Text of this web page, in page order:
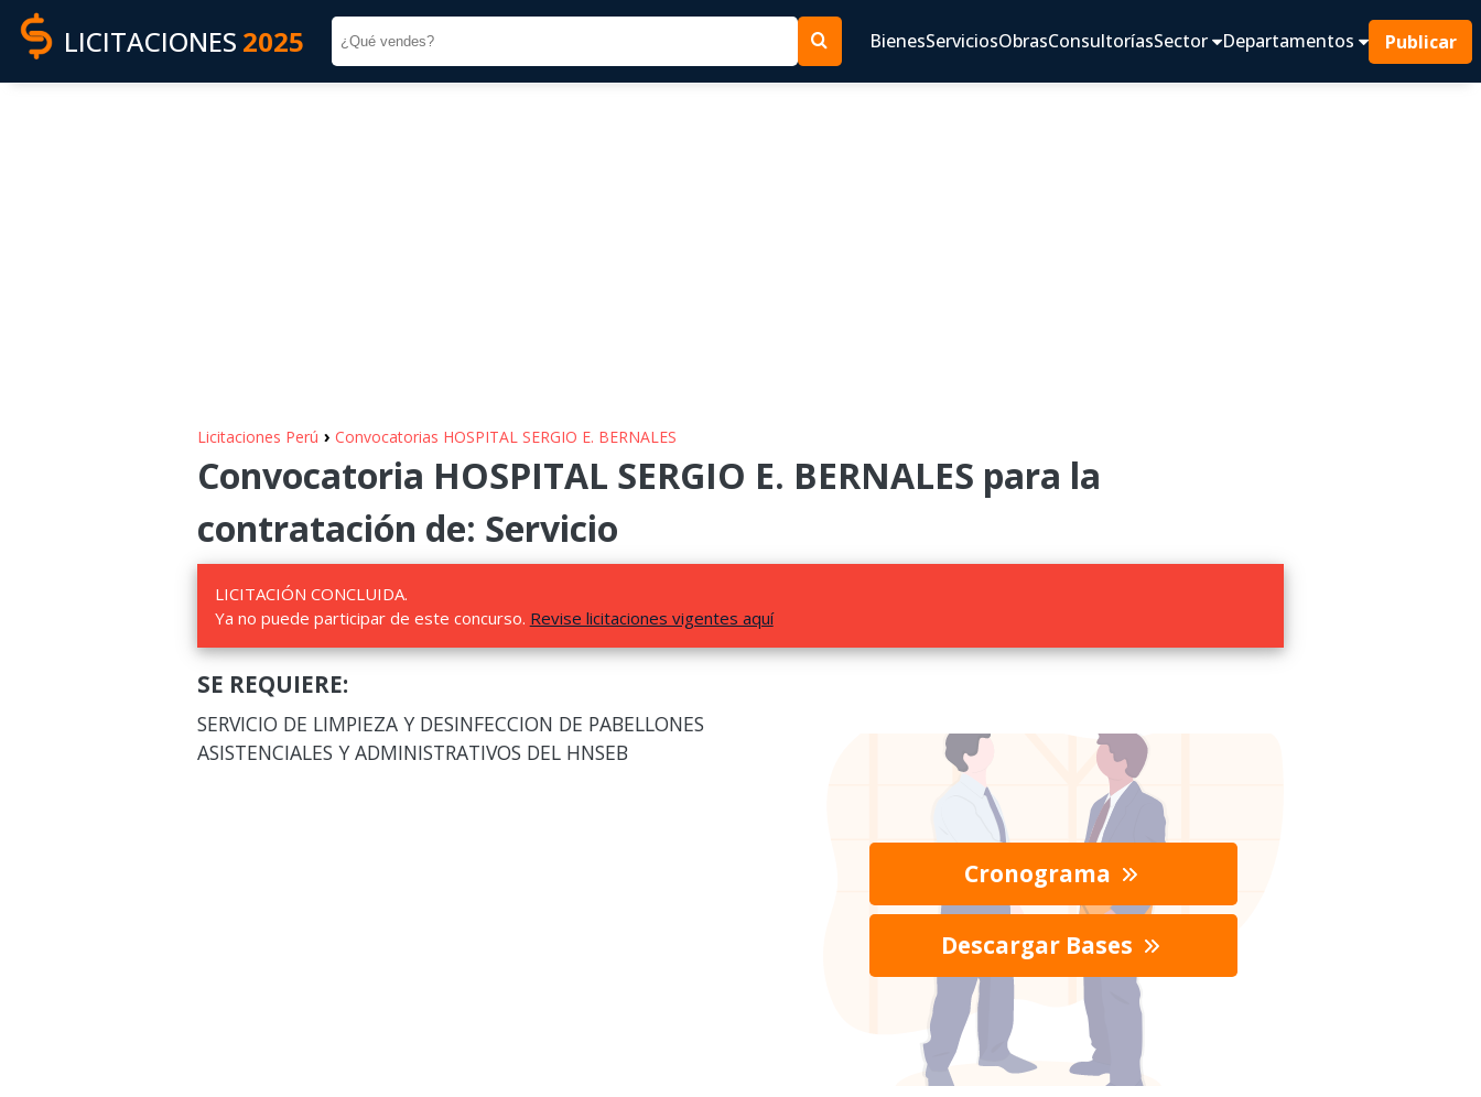
LICITACIONES 2025 BienesServiciosObrasConsultoríasSector Departamentos Publicar
Licitaciones Perú › Convocatorias HOSPITAL SERGIO E. BERNALES
Convocatoria HOSPITAL SERGIO E. BERNALES para la
contratación de: Servicio
LICITACIÓN CONCLUIDA.
Ya no puede participar de este concurso. Revise licitaciones vigentes aquí
SE REQUIERE:
SERVICIO DE LIMPIEZA Y DESINFECCION DE PABELLONES
ASISTENCIALES Y ADMINISTRATIVOS DEL HNSEB
Cronograma
Descargar Bases